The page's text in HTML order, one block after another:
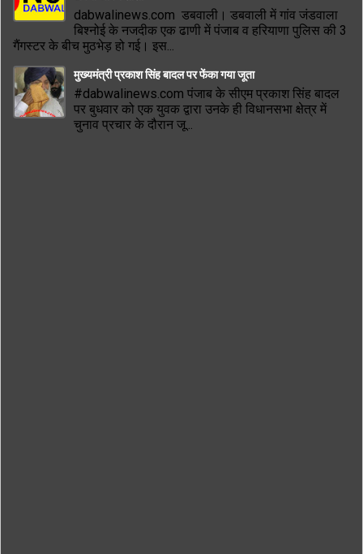
dabwalinews.com डबवाली। डबवाली में गांव जंडवाला
बिश्नोई के नजदीक एक ढाणी में पंजाब व हरियाणा पुलिस की 3
गैंगस्टर के बीच मुठभेड़ हो गई। इस...
मुख्यमंत्री प्रकाश सिंह बादल पर फेंका गया जूता
#dabwalinews.com पंजाब के सीएम प्रकाश सिंह बादल
पर बुधवार को एक युवक द्वारा उनके ही विधानसभा क्षेत्र में
चुनाव प्रचार के दौरान जू...